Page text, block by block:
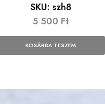
SKU: szh8
5 500 Ft
KOSÁRBA TESZEM